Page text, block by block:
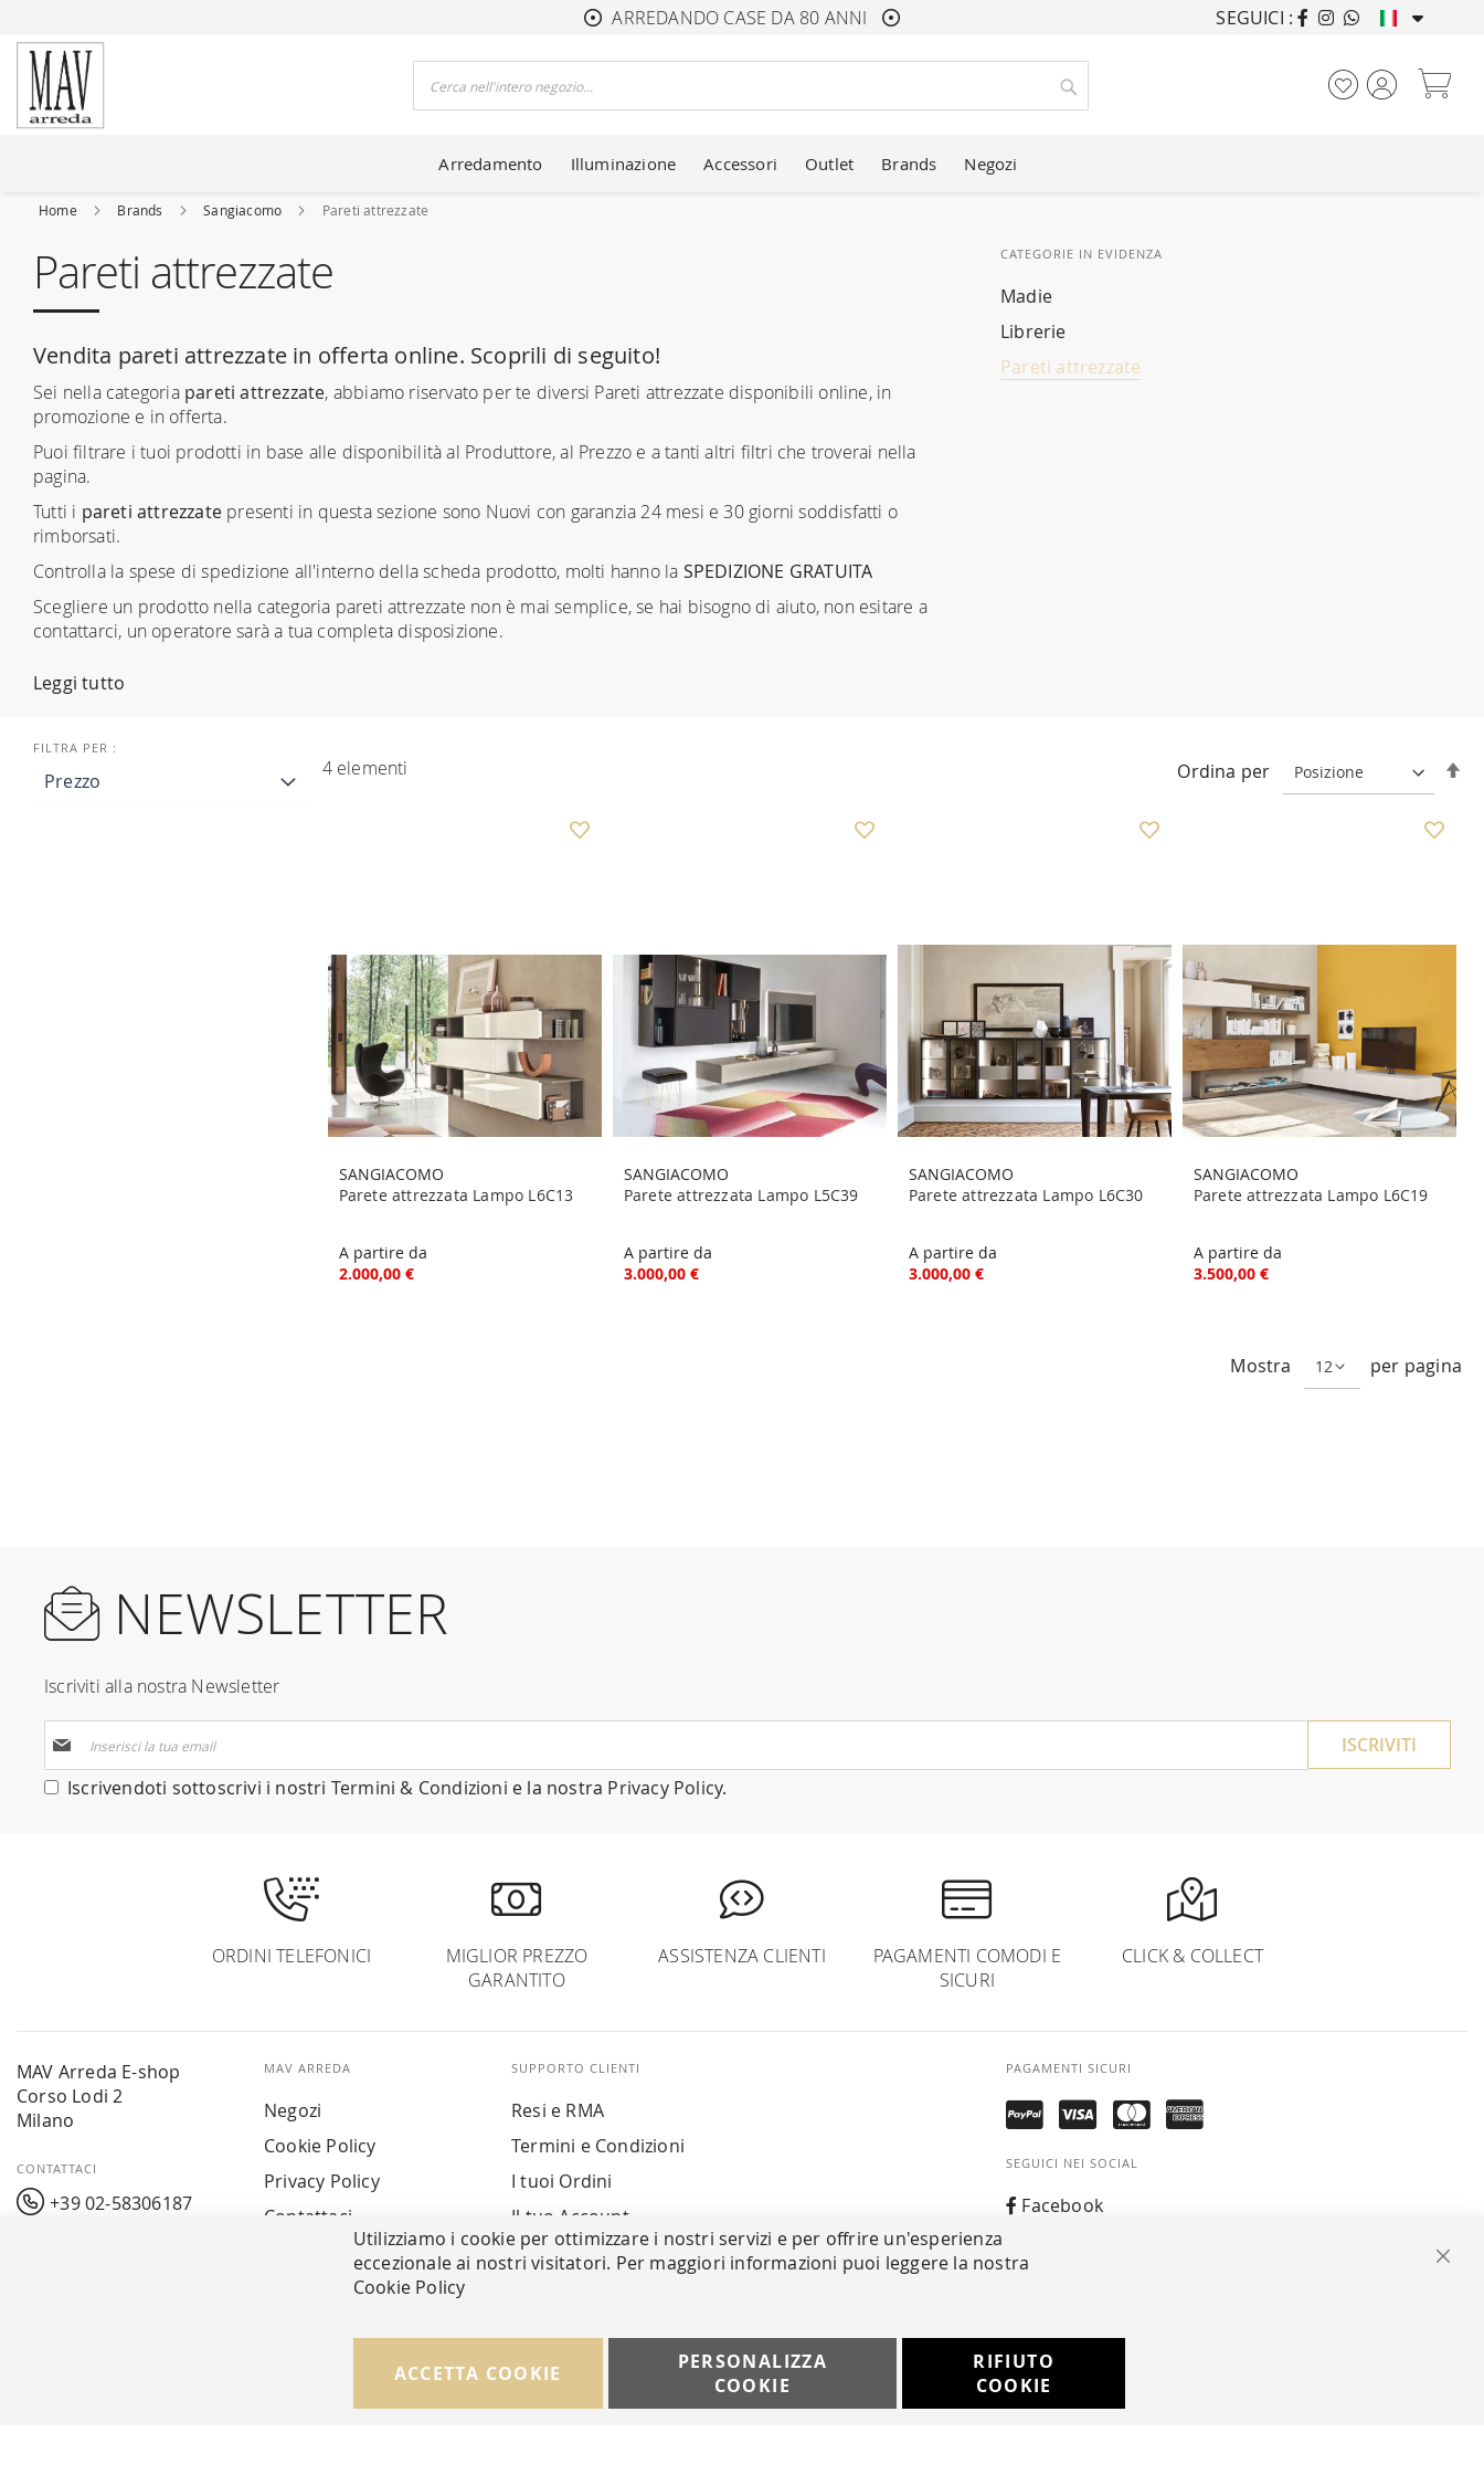
ARREDANDO CASE DA 80 ANNI ARREDANDO CASE
SEGUICI :
Cerca
Arredamento Illuminazione Accessori Outlet Brands Negozi
Home Brands Sangiacomo Pareti attrezzate
Pareti attrezzate
Vendita pareti attrezzate in offerta online. Scoprili di seguito!
Sei nella categoria pareti attrezzate, abbiamo riservato per te diversi Pareti attrezzate disponibili online, in
promozione e in offerta.
Puoi filtrare i tuoi prodotti in base alle disponibilità al Produttore, al Prezzo e a tanti altri filtri che troverai nella
pagina.
Tutti i pareti attrezzate presenti in questa sezione sono Nuovi con garanzia 24 mesi e 30 giorni soddisfatti o
rimborsati.
Controlla la spese di spedizione all'interno della scheda prodotto, molti hanno la SPEDIZIONE GRATUITA
Scegliere un prodotto nella categoria pareti attrezzate non è mai semplice, se hai bisogno di aiuto, non esitare a
contattarci, un operatore sarà a tua completa disposizione.
Leggi tutto
CATEGORIE IN EVIDENZA
Madie
Librerie
Pareti attrezzate
4elementi Ordina per
SANGIACOMO
Parete attrezzata Lampo L6C13
A partire da
2.000,00 €
SANGIACOMO
Parete attrezzata Lampo L5C39
A partire da
3.000,00 €
SANGIACOMO
Parete attrezzata Lampo L6C30
A partire da
3.000,00 €
SANGIACOMO
Parete attrezzata Lampo L6C19
A partire da
3.500,00 €
Mostra per pagina
Prezzo
NEWSLETTER
Iscriviti alla nostra Newsletter
alla
nostra
Iscrivendoti sottoscrivi i nostri Termini & Condizioni e la nostra Privacy Policy.
ISCRIVITI
ORDINI TELEFONICI
MIGLIOR PREZZO
GARANTITO
ASSISTENZA CLIENTI
PAGAMENTI COMODI E
SICURI
CLICK & COLLECT
MAV Arreda E-shop
Corso Lodi 2
Milano
CONTATTACI
+39 02-58306187
MAV ARREDA
Negozi
Cookie Policy
Privacy Policy
Contattaci
SUPPORTO CLIENTI
Resi e RMA
Termini e Condizioni
I tuoi Ordini
Il tuo Account
PAGAMENTI SICURI
SEGUICI NEI SOCIAL
Facebook
Whatsapp
© Copyright MAV Arreda s.r.l. | P.IVA IT05919160969
Utilizziamo i cookie per ottimizzare i nostri servizi e per offrire un'esperienza
eccezionale ai nostri visitatori. Per maggiori informazioni puoi leggere la nostra
Cookie Policy
ACCETTA COOKIE
PERSONALIZZA
COOKIE
RIFIUTO
COOKIE